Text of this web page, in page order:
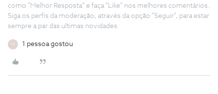
como "Melhor Resposta" e faça "Like" nos melhores comentários.
Siga os perfis da moderação, através da opção "Seguir", para estar
sempre a par das ultimas novidades.
M 1 pessoa gostou